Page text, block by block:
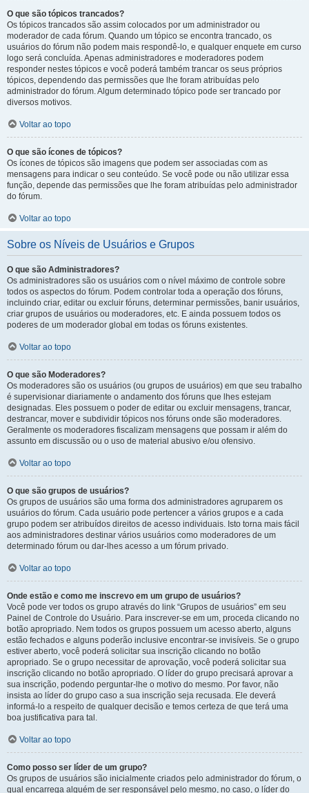
O que são tópicos trancados?
Os tópicos trancados são assim colocados por um administrador ou
moderador de cada fórum. Quando um tópico se encontra trancado, os
usuários do fórum não podem mais respondê-lo, e qualquer enquete em curso
logo será concluída. Apenas administradores e moderadores podem
responder nestes tópicos e você poderá também trancar os seus próprios
tópicos, dependendo das permissões que lhe foram atribuídas pelo
administrador do fórum. Algum determinado tópico pode ser trancado por
diversos motivos.
Voltar ao topo
O que são ícones de tópicos?
Os ícones de tópicos são imagens que podem ser associadas com as
mensagens para indicar o seu conteúdo. Se você pode ou não utilizar essa
função, depende das permissões que lhe foram atribuídas pelo administrador
do fórum.
Voltar ao topo
Sobre os Níveis de Usuários e Grupos
O que são Administradores?
Os administradores são os usuários com o nível máximo de controle sobre
todos os aspectos do fórum. Podem controlar toda a operação dos fóruns,
incluindo criar, editar ou excluir fóruns, determinar permissões, banir usuários,
criar grupos de usuários ou moderadores, etc. E ainda possuem todos os
poderes de um moderador global em todas os fóruns existentes.
Voltar ao topo
O que são Moderadores?
Os moderadores são os usuários (ou grupos de usuários) em que seu trabalho
é supervisionar diariamente o andamento dos fóruns que lhes estejam
designadas. Eles possuem o poder de editar ou excluir mensagens, trancar,
destrancar, mover e subdividir tópicos nos fóruns onde são moderadores.
Geralmente os moderadores fiscalizam mensagens que possam ir além do
assunto em discussão ou o uso de material abusivo e/ou ofensivo.
Voltar ao topo
O que são grupos de usuários?
Os grupos de usuários são uma forma dos administradores agruparem os
usuários do fórum. Cada usuário pode pertencer a vários grupos e a cada
grupo podem ser atribuídos direitos de acesso individuais. Isto torna mais fácil
aos administradores destinar vários usuários como moderadores de um
determinado fórum ou dar-lhes acesso a um fórum privado.
Voltar ao topo
Onde estão e como me inscrevo em um grupo de usuários?
Você pode ver todos os grupo através do link “Grupos de usuários” em seu
Painel de Controle do Usuário. Para inscrever-se em um, proceda clicando no
botão apropriado. Nem todos os grupos possuem um acesso aberto, alguns
estão fechados e alguns poderão inclusive encontrar-se invisíveis. Se o grupo
estiver aberto, você poderá solicitar sua inscrição clicando no botão
apropriado. Se o grupo necessitar de aprovação, você poderá solicitar sua
inscrição clicando no botão apropriado. O líder do grupo precisará aprovar a
sua inscrição, podendo perguntar-lhe o motivo do mesmo. Por favor, não
insista ao líder do grupo caso a sua inscrição seja recusada. Ele deverá
informá-lo a respeito de qualquer decisão e temos certeza de que terá uma
boa justificativa para tal.
Voltar ao topo
Como posso ser líder de um grupo?
Os grupos de usuários são inicialmente criados pelo administrador do fórum, o
qual encarrega alguém de ser responsável pelo mesmo, no caso, o líder do